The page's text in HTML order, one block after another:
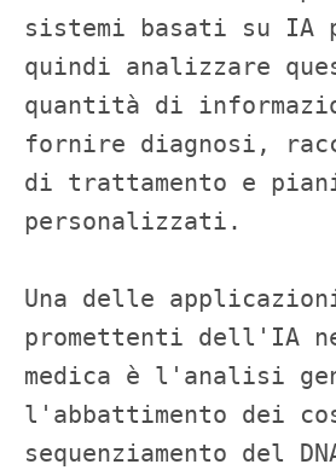
sistemi basati su IA
quindi analizzare
quantità di
fornire diagnosi,
di trattamento e
personalizzati.
Una delle
promettenti dell'IA
medica è l'analisi
l'abbattimento dei
sequenziamento del